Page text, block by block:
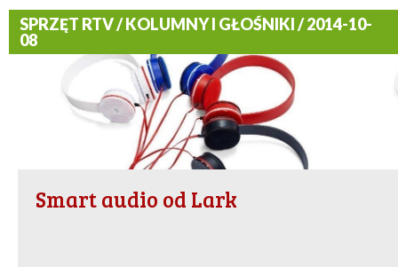
SPRZĘT RTV / KOLUMNY I GŁOŚNIKI / 2014-10-
08
Smart audio od Lark